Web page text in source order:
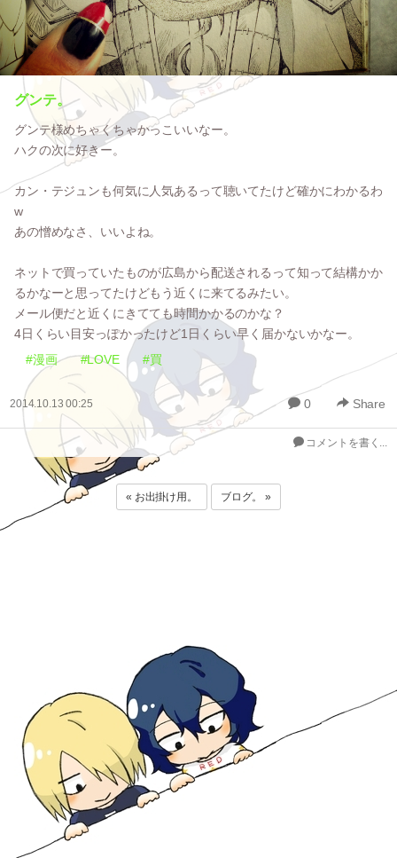
グンテ。
グンテ様めちゃくちゃかっこいいなー。
ハクの次に好きー。
カン・テジュンも何気に人気あるって聴いてたけど確かにわかるわ
w
あの憎めなさ、いいよね。
ネットで買っていたものが広島から配送されるって知って結構かか
るかなーと思ってたけどもう近くに来てるみたい。
メール便だと近くにきてても時間かかるのかな？
4日くらい目安っぽかったけど1日くらい早く届かないかなー。
#漫画
#LOVE #買
2014.10.13 00:25 0 Share
コメントを書く...
« お出掛け用。 ブログ。 »